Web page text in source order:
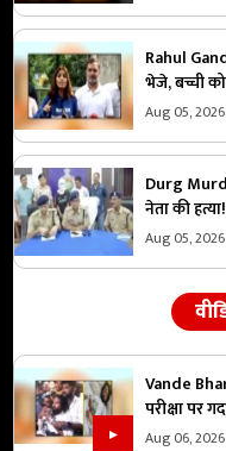
Rahul
भेजे, बच्ची
गांधी का बड़ा
Aug 05,
Durg
नेता की
उतारा था
Aug 05, 2026
Vande
परीक्षा पर
वांग्चुख? जाने
Aug 06,